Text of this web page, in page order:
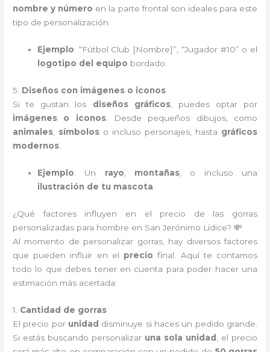
nombre y número en la parte frontal son ideales para este
tipo de personalización.
Ejemplo: “Fútbol Club [Nombre]”, “Jugador #10” o el
logotipo del equipo bordado.
5. Diseños con imágenes o iconos
Si te gustan los diseños gráficos, puedes optar por
imágenes o iconos. Desde pequeños dibujos, como
animales
símbolos o incluso personajes, hasta gráficos
modernos
Ejemplo: Un rayo montañas , o incluso una
ilustración de tu mascota
¿Qué factores influyen en el precio de las gorras
personalizadas para hombre en San Jerónimo Lídice? 💸
Al momento de personalizar gorras, hay diversos factores
que pueden influir en el precio final. Aquí te contamos
todo lo que debes tener en cuenta para poder hacer una
estimación más acertada:
1. Cantidad de gorras
El precio por unidad disminuye si haces un pedido grande.
Si estás buscando personalizar una sola unidad , el precio